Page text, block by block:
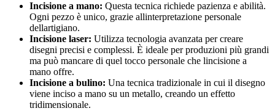
Incisione a mano: Questa tecnica richiede pazienza e abilità.
Ogni pezzo è unico, grazie allinterpretazione personale
dellartigiano.
Incisione laser: Utilizza tecnologia avanzata per creare
disegni precisi e complessi. È ideale per produzioni più grandi
ma può mancare di quel tocco personale che lincisione a
mano offre.
Incisione a bulino: Una tecnica tradizionale in cui il disegno
viene inciso a mano su un metallo, creando un effetto
tridimensionale.